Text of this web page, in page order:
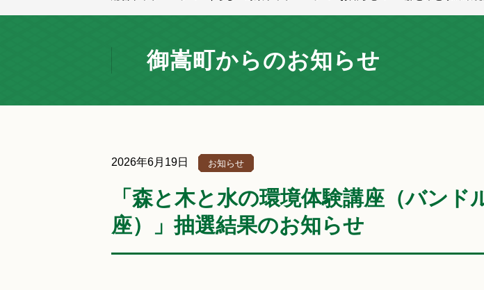
御嵩町からのお知らせ
2026年6月19日 お知らせ
「森と木と水の環境体験講座（バンド
座）」抽選結果のお知らせ